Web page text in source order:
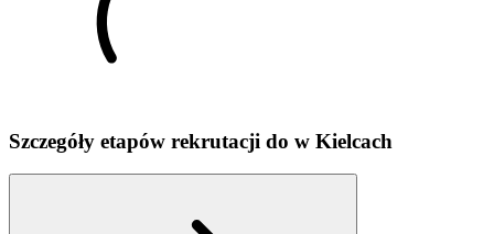
Szczegóły etapów rekrutacji do w Kielcach